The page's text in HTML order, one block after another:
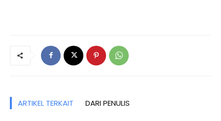
ARTIKEL TERKAIT DARI PENULIS